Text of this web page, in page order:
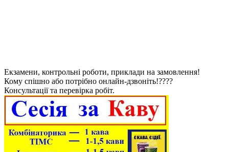
Екзамени, контрольні роботи, приклади на замовлення!
Кому спішно або потрібно онлайн-дзвоніть!????
Консультації та перевірка робіт.